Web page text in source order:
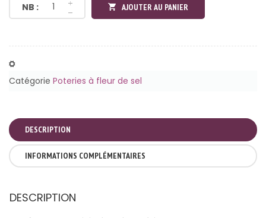
NB : AJOUTER AU PANIER
Catégorie Poteries à fleur de sel
DESCRIPTION
INFORMATIONS COMPLÉMENTAIRES
DESCRIPTION